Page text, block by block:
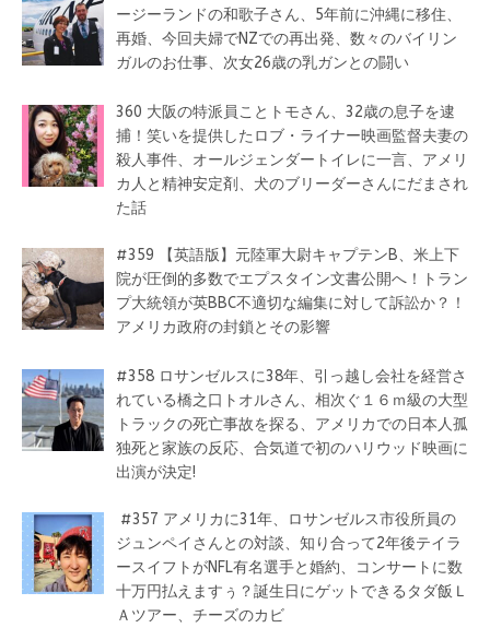
ージーランドの和歌子さん、5年前に沖縄に移住、
再婚、今回夫婦でNZでの再出発、数々のバイリン
ガルのお仕事、次女26歳の乳ガンとの闘い
360 大阪の特派員ことトモさん、32歳の息子を逮
捕！笑いを提供したロブ・ライナー映画監督夫妻の
殺人事件、オールジェンダートイレに一言、アメリ
カ人と精神安定剤、犬のブリーダーさんにだまされ
た話
#359 【英語版】元陸軍大尉キャプテンB、米上下
院が圧倒的多数でエプスタイン文書公開へ！トラン
プ大統領が英BBC不適切な編集に対して訴訟か？！
アメリカ政府の封鎖とその影響
#358 ロサンゼルスに38年、引っ越し会社を経営さ
れている橋之口トオルさん、相次ぐ１６ｍ級の大型
トラックの死亡事故を探る、アメリカでの日本人孤
独死と家族の反応、合気道で初のハリウッド映画に
出演が決定!
#357 アメリカに31年、ロサンゼルス市役所員の
ジュンペイさんとの対談、知り合って2年後テイラ
ースイフトがNFL有名選手と婚約、コンサートに数
十万円払えますぅ？誕生日にゲットできるタダ飯Ｌ
Ａツアー、チーズのカビ